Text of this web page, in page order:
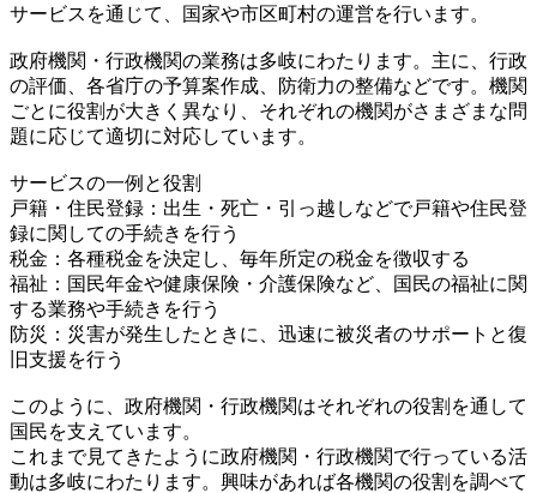
サービスを通じて、国家や市区町村の運営を行います。
政府機関・行政機関の業務は多岐にわたります。主に、行政
の評価、各省庁の予算案作成、防衛力の整備などです。機関
ごとに役割が大きく異なり、それぞれの機関がさまざまな問
題に応じて適切に対応しています。
サービスの一例と役割
戸籍・住民登録：出生・死亡・引っ越しなどで戸籍や住民登
録に関しての手続きを行う
税金：各種税金を決定し、毎年所定の税金を徴収する
福祉：国民年金や健康保険・介護保険など、国民の福祉に関
する業務や手続きを行う
防災：災害が発生したときに、迅速に被災者のサポートと復
旧支援を行う
このように、政府機関・行政機関はそれぞれの役割を通して
国民を支えています。
これまで見てきたように政府機関・行政機関で行っている活
動は多岐にわたります。興味があれば各機関の役割を調べて